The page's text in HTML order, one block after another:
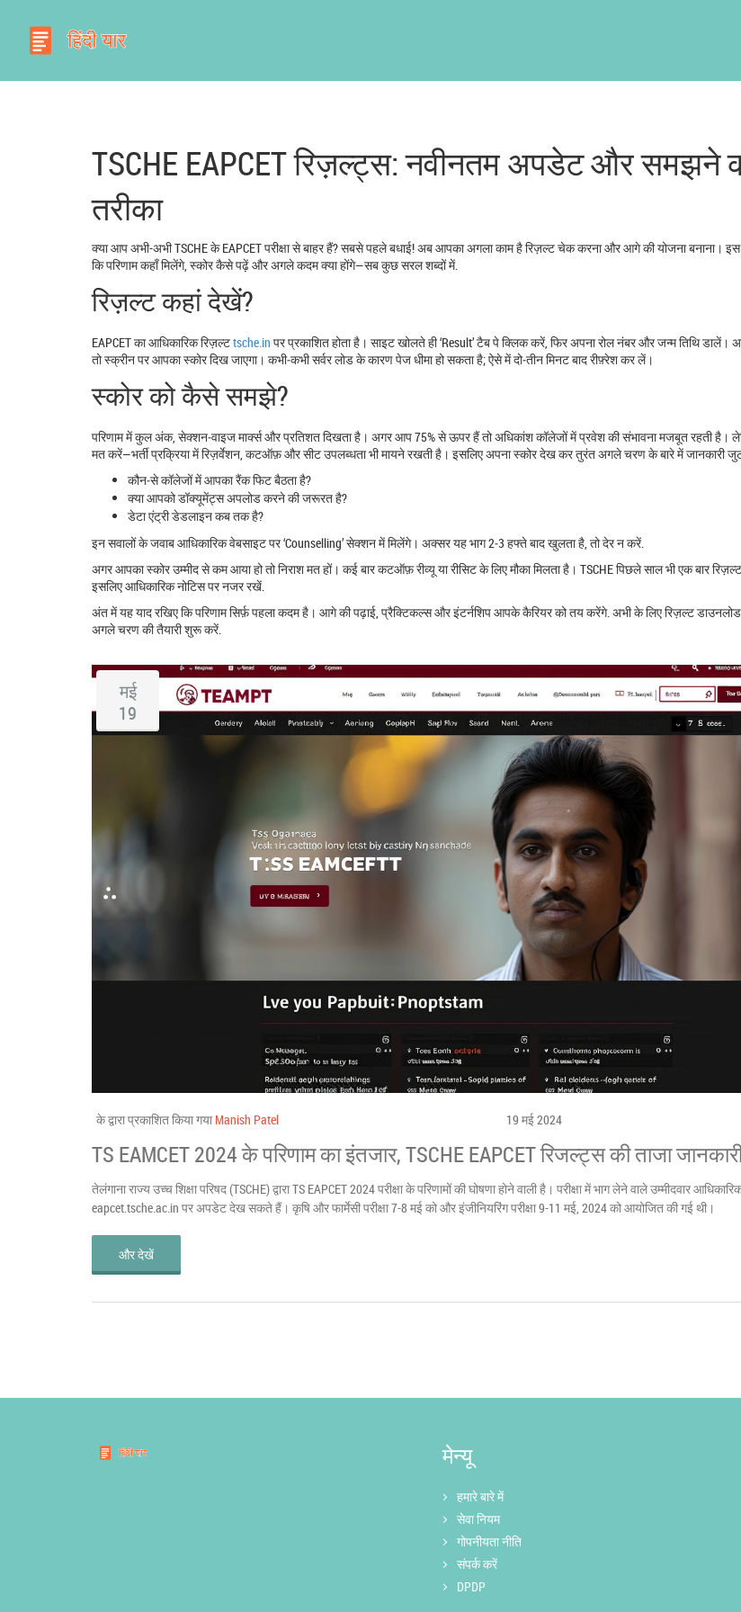
TSCHE EAPCET रिज़ल्ट्स: नवीनतम अपडेट और समझने
तरीका
क्या आप अभी-अभी TSCHE के EAPCET परीक्षा से बाहर हैं? सबसे पहले बधाई! अब आपका अगला काम है रिज़ल्ट चेक करना और आगे की योजना बनाना।
कि परिणाम कहाँ मिलेंगे, स्कोर कैसे पढ़ें और अगले कदम क्या होंगे—सब कुछ सरल शब्दों में.
रिज़ल्ट कहां देखें?
EAPCET का आधिकारिक रिज़ल्टtsche.in पर प्रकाशित होता है। साइट खोलते ही ‘Result’ टैब पे क्लिक करें, फिर अपना रोल नंबर और जन्म तिथि डालें।
तो स्क्रीन पर आपका स्कोर दिख जाएगा। कभी‑कभी सर्वर लोड के कारण पेज धीमा हो सकता है; ऐसे में दो‑तीन मिनट बाद रीफ़्रेश कर लें।
स्कोर को कैसे समझे?
परिणाम में कुल अंक, सेक्शन‑वाइज मार्क्स और प्रतिशत दिखता है। अगर आप 75% से ऊपर हैं तो अधिकांश कॉलेजों में प्रवेश की संभावना मजबूत रहती है।
मत करें—भर्ती प्रक्रिया में रिज़र्वेशन, कटऑफ़ और सीट उपलब्धता भी मायने रखती है। इसलिए अपना स्कोर देख कर तुरंत अगले चरण के बारे में जानकारी
कौन‑से कॉलेजों में आपका रैंक फिट बैठता है?
क्या आपको डॉक्यूमेंट्स अपलोड करने की जरूरत है?
डेटा एंट्री डेडलाइन कब तक है?
इन सवालों के जवाब आधिकारिक वेबसाइट पर ‘Counselling’ सेक्शन में मिलेंगे। अक्सर यह भाग 2‑3 हफ्ते बाद खुलता है, तो देर न करें.
अगर आपका स्कोर उम्मीद से कम आया हो तो निराश मत हों। कई बार कटऑफ़ रीव्यू या रीसिट के लिए मौका मिलता है। TSCHE पिछले साल भी एक बार
इसलिए आधिकारिक नोटिस पर नजर रखें.
अंत में यह याद रखिए कि परिणाम सिर्फ़ पहला कदम है। आगे की पढ़ाई, प्रैक्टिकल्स और इंटर्नशिप आपके कैरियर को तय करेंगे. अभी के लिए रिज़ल्ट
अगले चरण की तैयारी शुरू करें.
मई
19
के द्वारा प्रकाशित किया गया Manish Patel 19 मई 2024
TS EAMCET 2024 के परिणाम का इंतजार, TSCHE EAPCET रिजल्ट्स की ताजा
तेलंगाना राज्य उच्च शिक्षा परिषद (TSCHE) द्वारा TS EAPCET 2024 परीक्षा के परिणामों की घोषणा होने वाली है। परीक्षा में भाग लेने वाले उम्मीदवार
eapcet.tsche.ac.in पर अपडेट देख सकते हैं। कृषि और फार्मेसी परीक्षा 7-8 मई को और इंजीनियरिंग परीक्षा 9-11 मई, 2024 को आयोजित की गई थी।
और देखें
मेन्यू
हमारे बारे में
सेवा नियम
गोपनीयता नीति
संपर्क करें
DPDP